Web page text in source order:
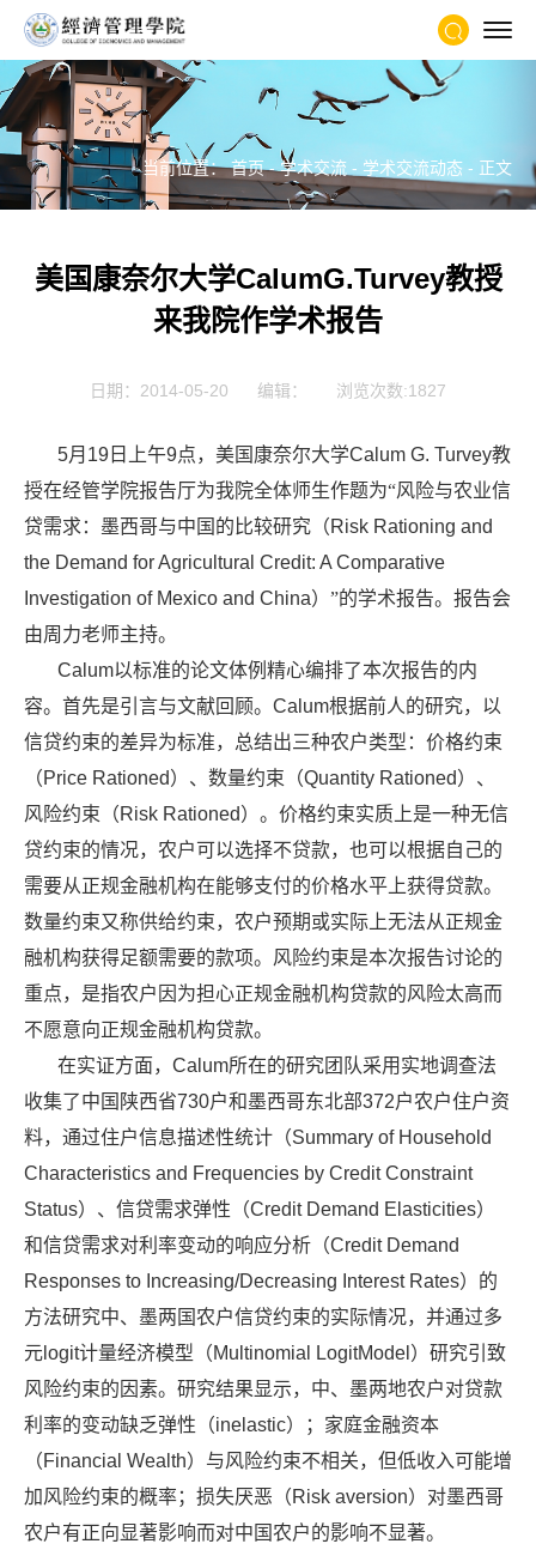
当前位置：首页-学术交流 - 学术交流动态 - 正文
美国康奈尔大学CalumG.Turvey教授
来我院作学术报告
日期：2014-05-20 编辑： 浏览次数:1827
5月 19 日上午9点，美国康奈尔大学Calum G. Turvey教
授在经管学院报告厅为我院全体师生作题为“风险与农业信
贷需求：墨西哥与中国的比较研究（Risk Rationing and
the Demand for Agricultural Credit: A Comparative
Investigation of Mexico and China）”的学术报告。报告会
由周力老师主持。
Calum以标准的论文体例精心编排了本次报告的内
容。首先是引言与文献回顾。 Calum根据前人的研究，以
信贷约束的差异为标准，总结出三种农户类型：价格约束
（Price Rationed）、数量约束（Quantity Rationed）、
风险约束（Risk Rationed）。价格约束实质上是一种无信
贷约束的情况，农户可以选择不贷款，也可以根据自己的
需要从正规金融机构在能够支付的价格水平上获得贷款。
数量约束又称供给约束，农户预期或实际上无法从正规金
融机构获得足额需要的款项。风险约束是本次报告讨论的
重点，是指农户因为担心正规金融机构贷款的风险太高而
不愿意向正规金融机构贷款。
在实证方面， Calum所在的研究团队采用实地调查法
收集了中国陕西省730户和墨西哥东北部372户农户住户资
料，通过住户信息描述性统计（Summary of Household
Characteristics and Frequencies by Credit Constraint
Status）、信贷需求弹性（Credit Demand Elasticities）
和信贷需求对利率变动的响应分析（Credit Demand
Responses to Increasing/Decreasing Interest Rates）的
方法研究中、墨两国农户信贷约束的实际情况，并通过多
元 logit计量经济模型（Multinomial LogitModel ）研究引致
风险约束的因素。研究结果显示，中、墨两地农户对贷款
利率的变动缺乏弹性（inelastic）；家庭金融资本
（Financial Wealth）与风险约束不相关，但低收入可能增
加风险约束的概率；损失厌恶（Risk aversion）对墨西哥
农户有正向显著影响而对中国农户的影响不显著。